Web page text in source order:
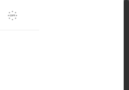
Informativa